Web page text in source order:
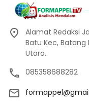
Alamat Redaksi
Batu Kec, Batang
Utara.
085358688282